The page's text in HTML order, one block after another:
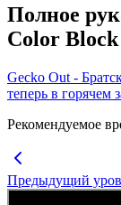
Полное
Color
Gecko Out -
теперь в горячем
Рекомендуемое
Предыдущий